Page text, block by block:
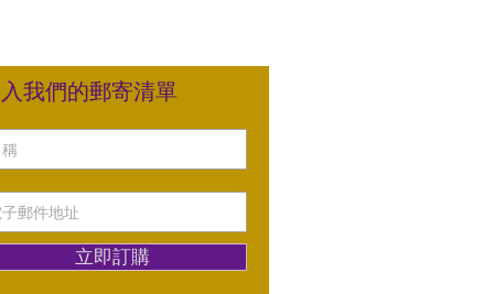
我們的郵寄清單
立即訂購